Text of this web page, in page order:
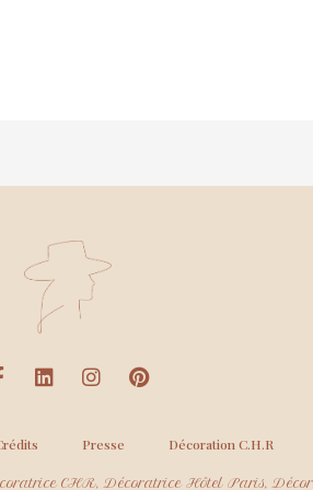
Presse Décoration C.H.R
CHR, Décoratrice Hôtel Paris,